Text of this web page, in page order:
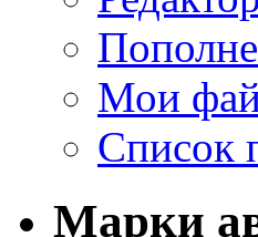
Мои
Список
Марки